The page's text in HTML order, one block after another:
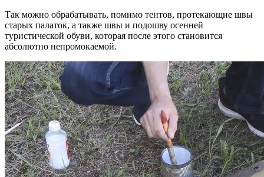
Так можно обрабатывать, помимо тентов, протекающие швы
старых палаток, а также швы и подошву осенней
туристической обуви, которая после этого становится
абсолютно непромокаемой.